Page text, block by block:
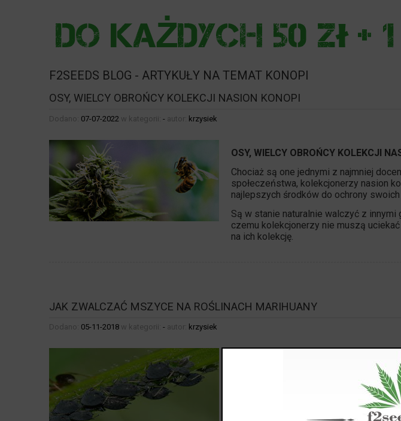
F2SEEDS BLOG - ARTYKUŁY NA TEMAT KONOPI
OSY, WIELCY OBROŃCY KOLEKCJI NASION KONOPI
Dodano: 07-07-2022 w kategorii: - autor: krzysiek
OSY, WIELCY OBROŃCY KOLEKCJI
Chociaż są one jednymi z najmniej
społeczeństwa, kolekcjonerzy nasion
najlepszych środków do ochrony swoich
Są w stanie naturalnie walczyć z
czemu kolekcjonerzy nie muszą
na ich kolekcję.
JAK ZWALCZAĆ MSZYCE NA ROŚLINACH MARIHUANY
Dodano: 05-11-2018 w kategorii: - autor: krzysiek
JAK ZWALCZAĆ MSZYCE NA
które tworzą
. Podobnie jak
poważny szkodnik u wielu gatunków
przenosić wiele wirusów